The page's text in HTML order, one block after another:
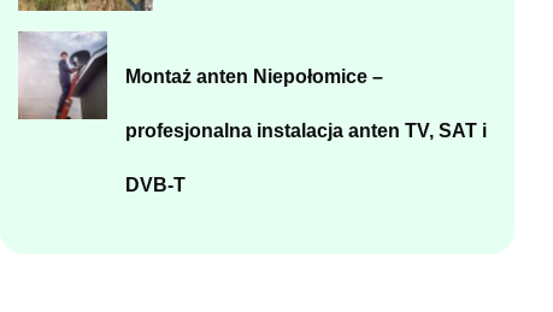
Montaż anten Niepołomice –
profesjonalna instalacja anten TV, SAT i
DVB-T